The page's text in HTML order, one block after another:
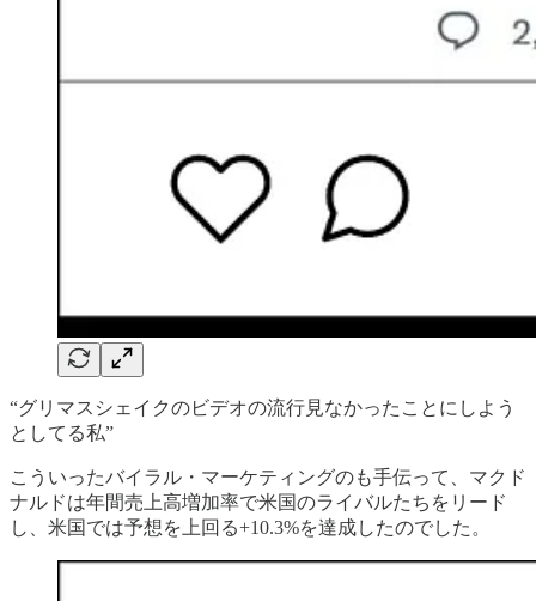
“グリマスシェイクのビデオの流行見なかったことにしよう
としてる私”
こういったバイラル・マーケティングのも手伝って、マクド
ナルドは年間売上高増加率で米国のライバルたちをリード
し、米国では予想を上回る+10.3%を達成したのでした。